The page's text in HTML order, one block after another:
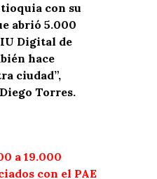
con su
abrió 5.000
Digital de
hace
ciudad”,
Torres.
a 19.000
con el PAE